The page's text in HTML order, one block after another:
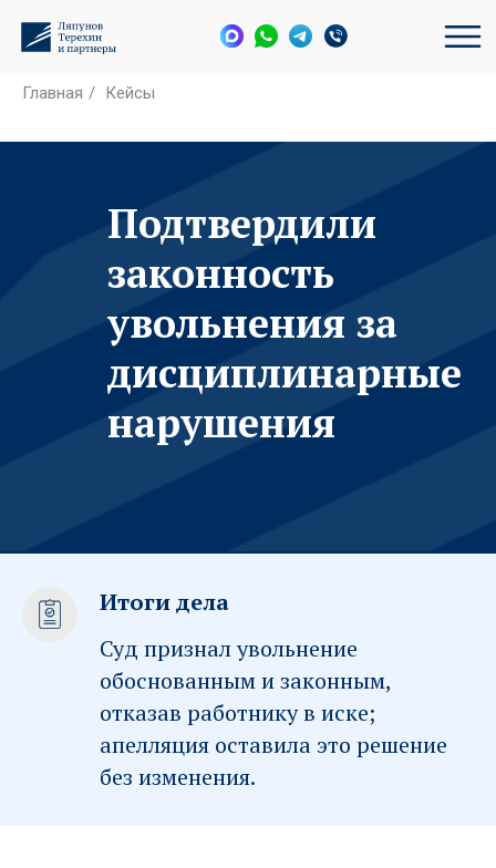
Главная / Кейсы
Подтвердили
законность
увольнения за
дисциплинарные
нарушения
Итоги дела
Суд признал увольнение
обоснованным и законным,
отказав работнику в иске;
апелляция оставила это решение
без изменения.